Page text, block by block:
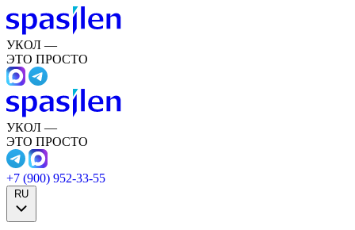
УКОЛ —
ЭТО ПРОСТО
УКОЛ —
ЭТО ПРОСТО
+7 (900) 952-33-55
RU